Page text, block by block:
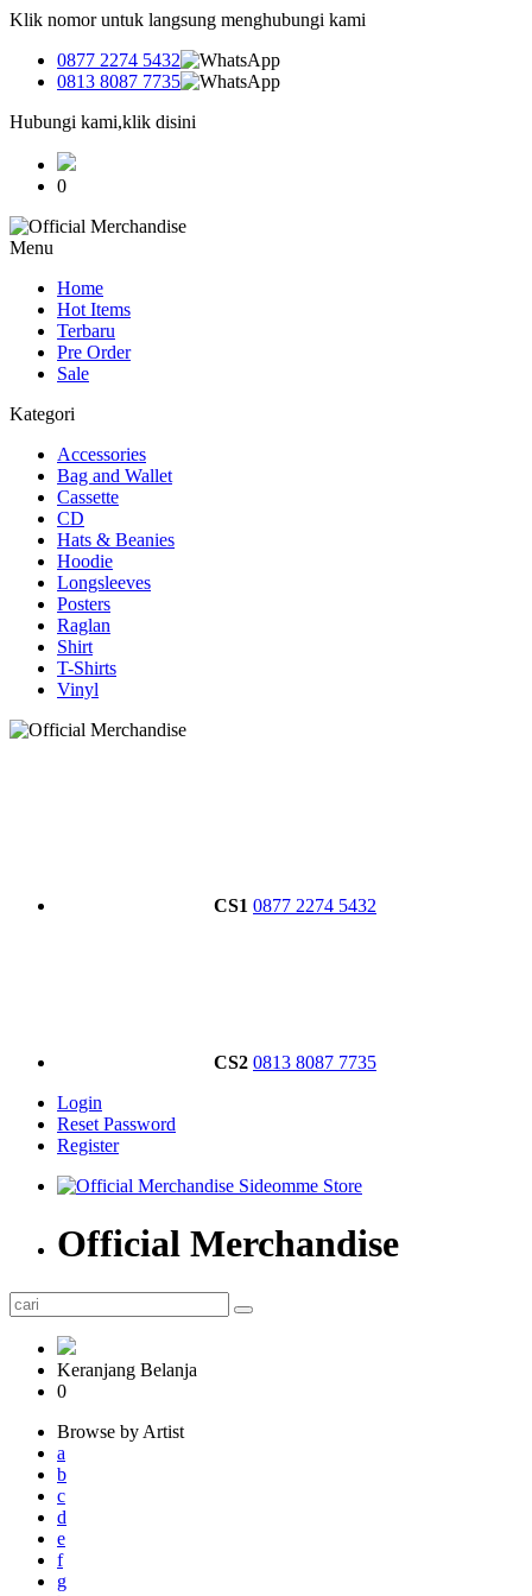
Klik nomor untuk langsung menghubungi kami
0877 2274 5432
0813 8087 7735
Hubungi kami,klik disini
0
Menu
Home
Hot Items
Terbaru
Pre Order
Sale
Kategori
Accessories
Bag and Wallet
Cassette
CD
Hats & Beanies
Hoodie
Longsleeves
Posters
Raglan
Shirt
T-Shirts
Vinyl
CS1 0877 2274 5432
CS2 0813 8087 7735
Login
Reset Password
Register
Official Merchandise
Keranjang Belanja
0
Browse by Artist
a
b
c
d
e
f
g